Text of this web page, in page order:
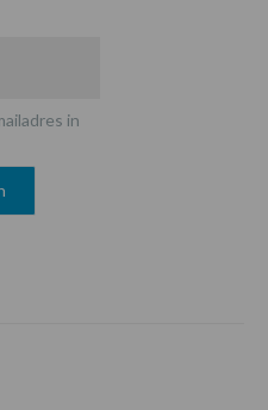
in